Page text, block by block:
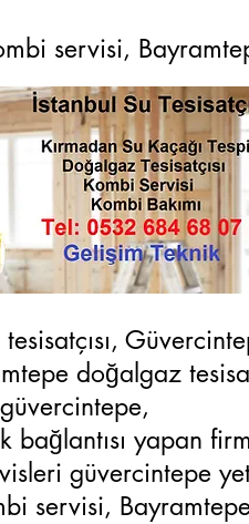
servisi,
doğalgaz
yapan
güvercintepe
servisi,